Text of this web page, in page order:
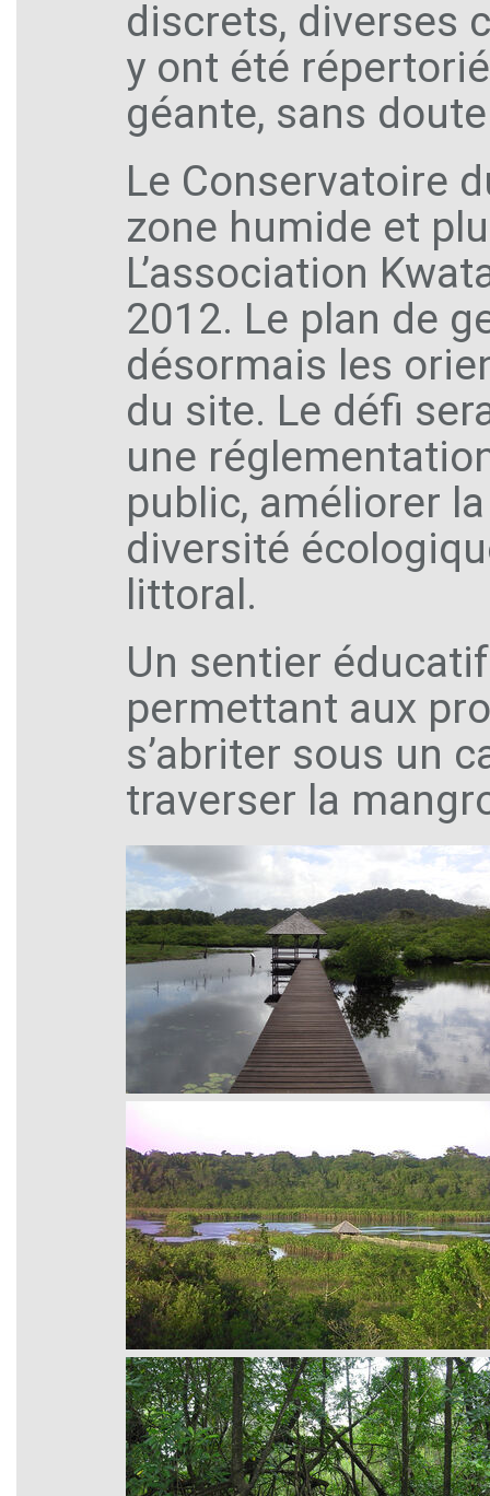
discrets, diverses
y ont été
géante, sans
Le Conservatoire
zone humide et
L’association
2012. Le plan de
désormais les
du site. Le défi
une
public, améliorer
diversité
littoral.
Un sentier
permettant aux
s’abriter sous un
traverser la